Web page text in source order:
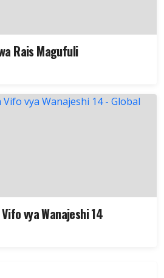
Rais Magufuli
vya Wanajeshi 14